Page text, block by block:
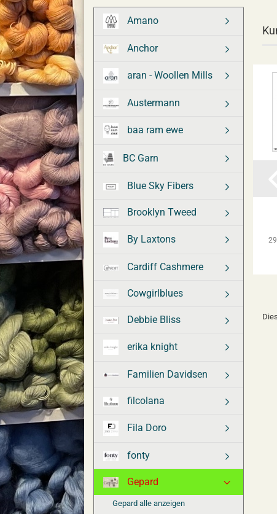
Amano
Anchor
aran - Woollen Mills
Austermann
baa ram ewe
BC Garn
Blue Sky Fibers
Brooklyn Tweed
By Laxtons
Cardiff Cashmere
Cowgirlblues
Debbie Bliss
erika knight
Familien Davidsen
filcolana
Fila Doro
fonty
Gepard
Gepard alle anzeigen